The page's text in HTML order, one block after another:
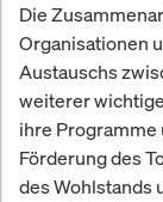
Die
Organisationen
Austauschs
weiterer
ihre Programme
Förderung des
des Wohlstands